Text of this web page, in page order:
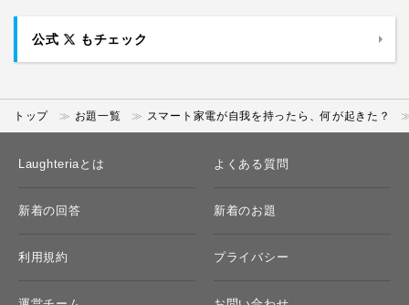
公式 もチェック
トップ お題一覧 スマート家電が自我を持ったら、何が起きた？
Laughteriaとは よくある質問
新着の回答 新着のお題
利用規約 プライバシー